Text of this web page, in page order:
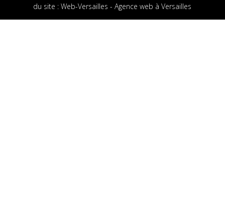
du site :Web-Versailles - Agence web à Versailles